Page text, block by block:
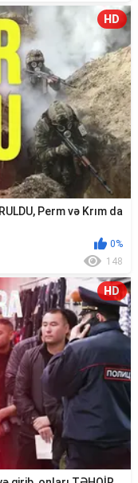
HD
Perm və Krım da
0%
148
HD